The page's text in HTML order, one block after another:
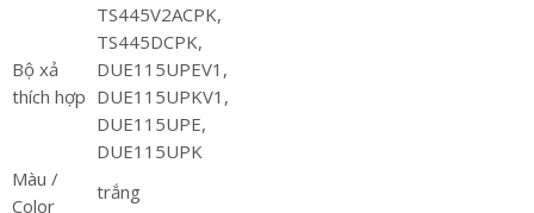
Bộ xả
thích hợp
TS445V2ACPK,
TS445DCPK,
DUE115UPEV1,
DUE115UPKV1,
DUE115UPE,
DUE115UPK
Màu /
Color
trắng